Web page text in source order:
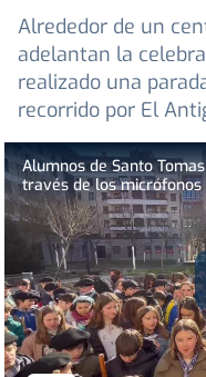
Alrededor de un
adelantan la
realizado una
recorrido por El
Alumnos de Santo
través de los micrófonos